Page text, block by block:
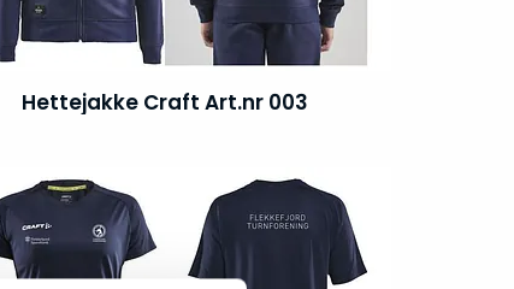
Hettejakke Craft Art.nr 003